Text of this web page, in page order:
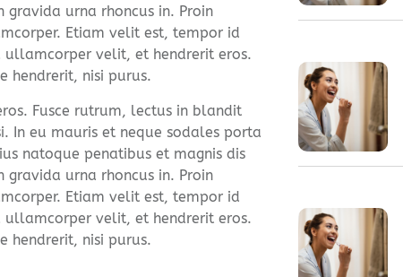
urna rhoncus in. Proin
Etiam velit est, tempor id
velit, et hendrerit eros.
hendrerit, nisi purus.
Fusce rutrum, lectus in blandit
eu mauris et neque sodales porta
natoque penatibus et magnis dis
urna rhoncus in. Proin
Etiam velit est, tempor id
velit, et hendrerit eros.
hendrerit, nisi purus.